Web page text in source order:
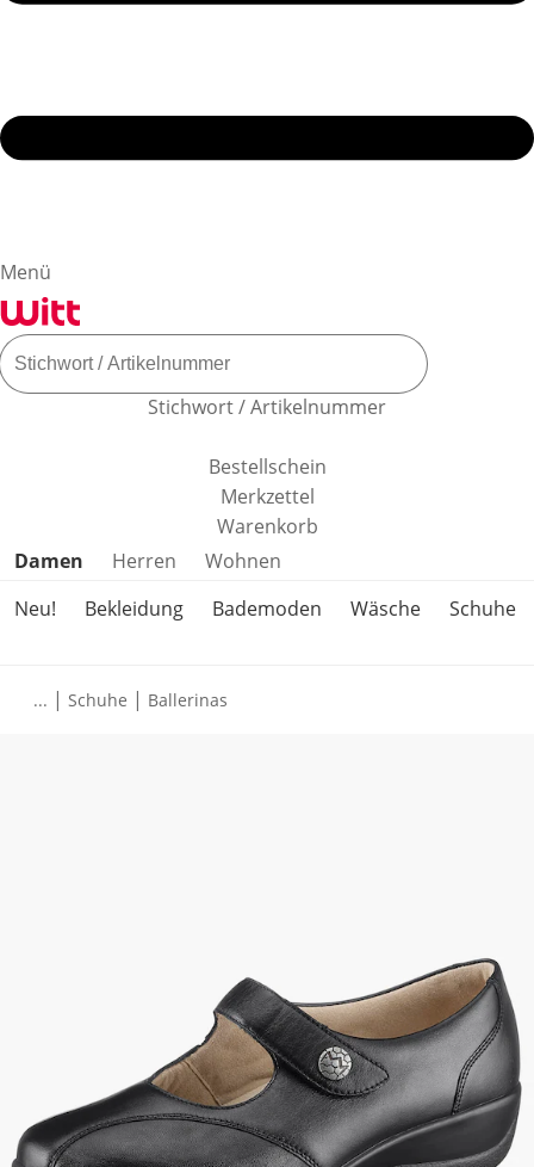
Menü
Stichwort / Artikelnummer
Bestellschein
Merkzettel
Warenkorb
Produktkategorien überspringen
Damen Herren
Wohnen
Neu!
Bekleidung Bademoden Wäsche Schuhe
... | Schuhe | Ballerinas